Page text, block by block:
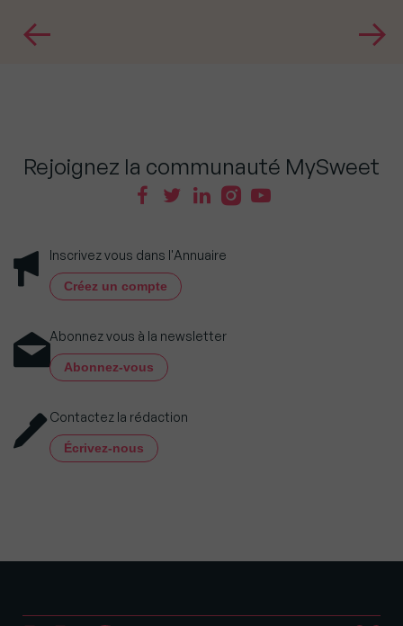
Rejoignez la communauté MySweet
Inscrivez vous dans l'Annuaire
Créez un compte
Abonnez vous à la newsletter
Abonnez-vous
Contactez la rédaction
Écrivez-nous